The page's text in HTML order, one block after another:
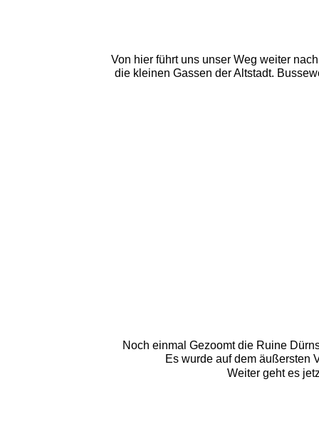
Von hier führt uns unser Weg weiter
die kleinen Gassen der Altstadt.
Noch einmal Gezoomt die Ruine
Es wurde auf dem äußersten
Weiter geht es